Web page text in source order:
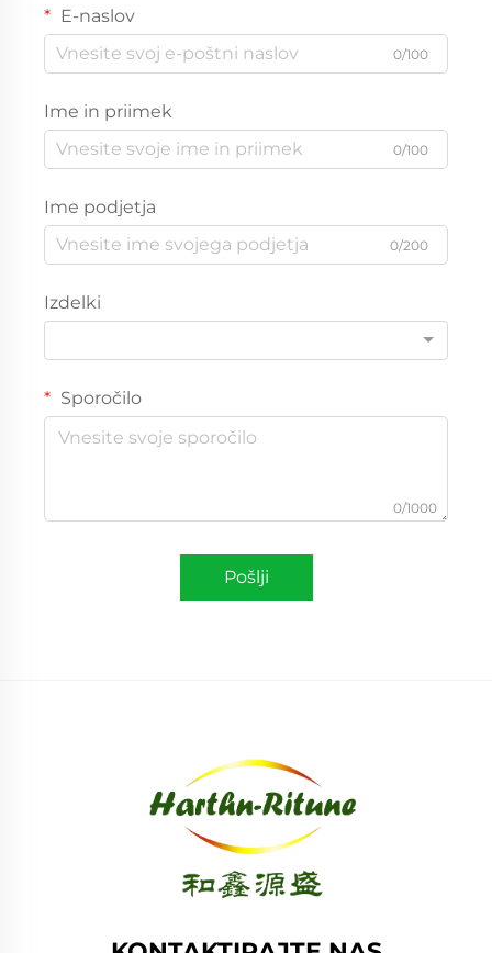
E-naslov
0/100
Ime in priimek
0/100
Ime podjetja
0/200
Izdelki
Sporočilo
0/1000
Pošlji